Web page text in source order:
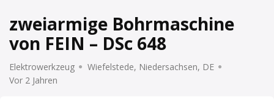
zweiarmige Bohrmaschine
von FEIN – DSc 648
Elektrowerkzeug
Wiefelstede, Niedersachsen, DE
Vor 2 Jahren